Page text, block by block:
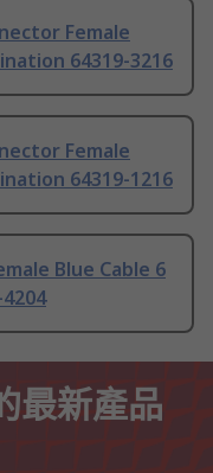
Female
64319-3216
Female
64319-1216
Blue Cable 6
最新產品